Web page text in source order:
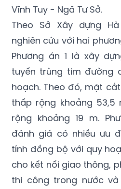
Vĩnh Tuy - Ngã Tư Sở.
Theo Sở Xây dựng
nghiên cứu với hai
Phương án 1 là xây
tuyến trùng tim đường
hoạch. Theo đó, mặt
thấp rộng khoảng 53,5
rộng khoảng 19 m.
đánh giá có nhiều ưu
tính đồng bộ với quy
cho kết nối giao thông,
thi công trong nước